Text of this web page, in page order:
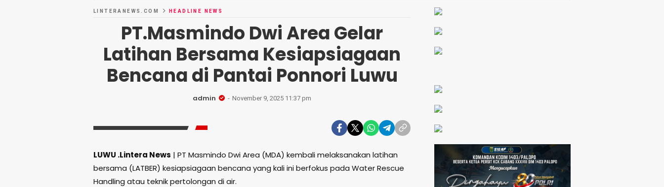
LINTERANEWS.COM HEADLINE NEWS
PT.Masmindo Dwi Area Gelar
Latihan Bersama Kesiapsiagaan
Bencana di Pantai Ponnori Luwu
admin November 9, 2025 11:37 pm
LUWU .Lintera News | PT Masmindo Dwi Area (MDA) kembali melaksanakan latihan
bersama (LATBER) kesiapsiagaan bencana yang kali ini berfokus pada Water Rescue
Handling atau teknik pertolongan di air.